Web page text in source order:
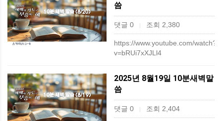
씀
댓글 0 | 조회 2,380
https://www.youtube.com/watch?
v=bRUi7xXJLl4
2025년 8월19일 10분새벽말
씀
댓글 0 | 조회 2,404